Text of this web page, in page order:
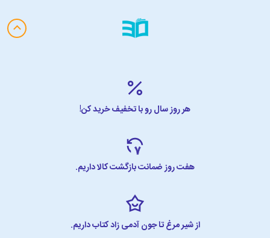
هر روز سال رو با تخفیف خرید کن!
هفت روز ضمانت بازگشت کالا داریم.
از شیر مرغ تا جون آدمی زاد کتاب داریم.